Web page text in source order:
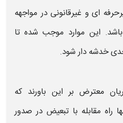
ای و غیرقانونی در مواجهه
این موارد موجب شده تا
خدشه دار شود.
معترض بر این باورند که
راه مقابله با تبعیض در صدور